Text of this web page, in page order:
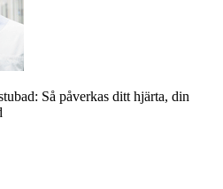
Så påverkas ditt hjärta, din